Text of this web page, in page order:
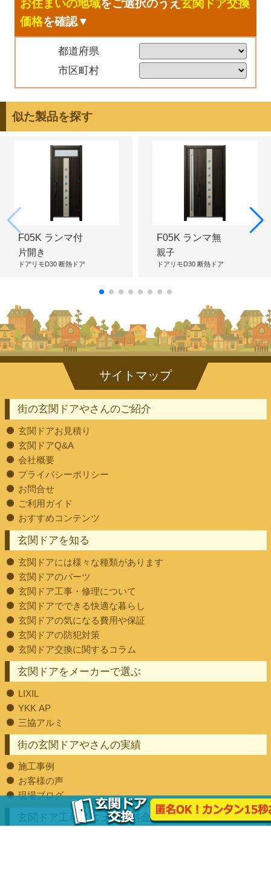
お住まいの地域をご選択のうえ玄関ドア交換
価格を確認▼
都道府県
市区町村
似た製品を探す
F05K ランマ付
片開き
ドアリモD30 断熱ドア
F05K ランマ無
親子
ドアリモD30 断熱ドア
街の玄関ドアやさんのご紹介
玄関ドアお見積り
玄関ドアQ&A
会社概要
プライバシーポリシー
お問合せ
ご利用ガイド
おすすめコンテンツ
街の玄関ドアやさんの実績
施工事例
お客様の声
現場ブログ
玄関ドアを知る
玄関ドアには様々な種類があります
玄関ドアのパーツ
玄関ドア工事・修理について
玄関ドアでできる快適な暮らし
玄関ドアの気になる費用や保証
玄関ドアの防犯対策
玄関ドア交換に関するコラム
玄関ドア工事メニュー・料金について
玄関ドアをメーカーで選ぶ
LIXIL
YKK AP
三協アルミ